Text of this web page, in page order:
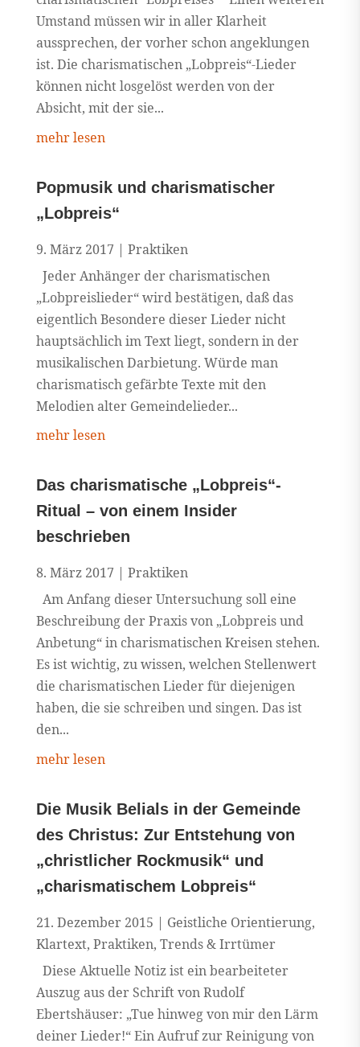
Umstand müssen wir in aller Klarheit
aussprechen, der vorher schon angeklungen
ist. Die charismatischen „Lobpreis“-Lieder
können nicht losgelöst werden von der
Absicht, mit der sie...
mehr lesen
Popmusik und charismatischer
„Lobpreis“
9. März 2017 | Praktiken
Jeder Anhänger der charismatischen
„Lobpreislieder“ wird bestätigen, daß das
eigentlich Besondere dieser Lieder nicht
hauptsächlich im Text liegt, sondern in der
musikalischen Darbietung. Würde man
charismatisch gefärbte Texte mit den
Melodien alter Gemeindelieder...
mehr lesen
Das charismatische „Lobpreis“-
Ritual – von einem Insider
beschrieben
8. März 2017 | Praktiken
Am Anfang dieser Untersuchung soll eine
Beschreibung der Praxis von „Lobpreis und
Anbetung“ in charismatischen Kreisen stehen.
Es ist wichtig, zu wissen, welchen Stellenwert
die charismatischen Lieder für diejenigen
haben, die sie schreiben und singen. Das ist
den...
mehr lesen
Die Musik Belials in der Gemeinde
des Christus: Zur Entstehung von
„christlicher Rockmusik“ und
„charismatischem Lobpreis“
21. Dezember 2015 | Geistliche Orientierung,
Klartext, Praktiken, Trends & Irrtümer
Diese Aktuelle Notiz ist ein bearbeiteter
Auszug aus der Schrift von Rudolf
Ebertshäuser: „Tue hinweg von mir den Lärm
deiner Lieder!“ Ein Aufruf zur Reinigung von